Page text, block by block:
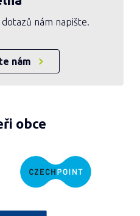
nám napište.
nám
obce